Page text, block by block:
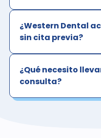
¿Western Dental
sin cita previa?
¿Qué necesito
consulta?